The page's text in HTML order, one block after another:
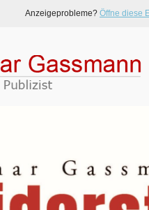
Anzeigeprobleme? Öffne diese